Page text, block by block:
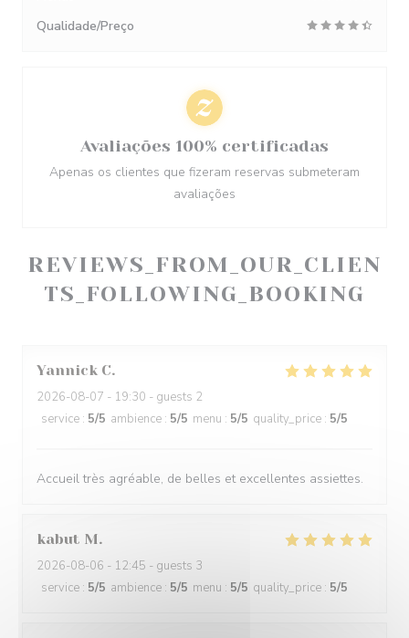
REVIEWS_FROM_OUR_CLIEN
TS_FOLLOWING_BOOKING
Yannick C
2026-08-07 - 19:30 - guests 2
service : 5/5 ambience : 5/5 menu : 5/5 quality_price : 5/5
Accueil très agréable, de belles et excellentes assiettes.
kabut M
2026-08-06 - 12:45 - guests 3
service : 5/5 ambience : 5/5 menu : 5/5 quality_price : 5/5
Qualidade/Preço
Avaliações 100% certificadas
Apenas os clientes que fizeram reservas submeteram
avaliações